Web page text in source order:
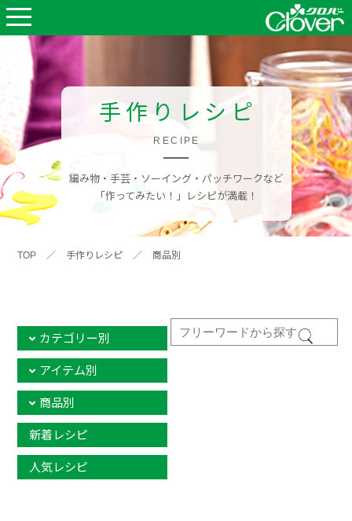
手作りレシピ
RECIPE
編み物・手芸・ソーイング・パッチワークなど
「作ってみたい！」レシピが満載！
TOP ／ 手作りレシピ ／ 商品別
カテゴリー別
アイテム別
商品別
新着レシピ
人気レシピ